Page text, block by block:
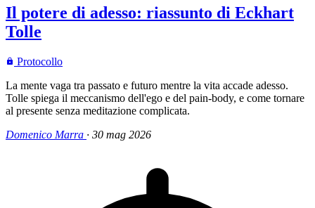
Il potere di adesso: riassunto di Eckhart
Tolle
Protocollo
La mente vaga tra passato e futuro mentre la vita accade adesso.
Tolle spiega il meccanismo dell'ego e del pain-body, e come tornare
al presente senza meditazione complicata.
Domenico Marra · 30 mag 2026